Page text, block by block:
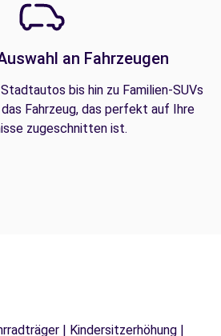
an Fahrzeugen
bis hin zu Familien-SUVs
Fahrzeug, das perfekt auf Ihre
zugeschnitten ist.
| Kindersitzerhöhung |